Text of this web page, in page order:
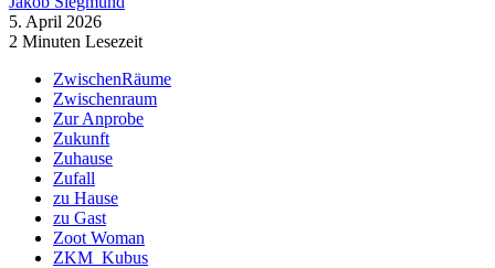
5. April 2026
2 Minuten Lesezeit
ZwischenRäume
Zwischenraum
Zur Anprobe
Zukunft
Zuhause
Zufall
zu Hause
zu Gast
Zoot Woman
ZKM_Kubus